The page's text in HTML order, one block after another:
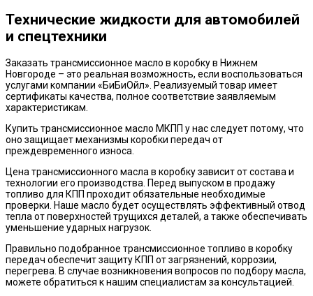
Технические жидкости для автомобилей
и спецтехники
Заказать трансмиссионное масло в коробку в Нижнем
Новгороде – это реальная возможность, если воспользоваться
услугами компании «БиБиОйл». Реализуемый товар имеет
сертификаты качества, полное соответствие заявляемым
характеристикам.
Купить трансмиссионное масло МКПП у нас следует потому, что
оно защищает механизмы коробки передач от
преждевременного износа.
Цена трансмиссионного масла в коробку зависит от состава и
технологии его производства. Перед выпуском в продажу
топливо для КПП проходит обязательные необходимые
проверки. Наше масло будет осуществлять эффективный отвод
тепла от поверхностей трущихся деталей, а также обеспечивать
уменьшение ударных нагрузок.
Правильно подобранное трансмиссионное топливо в коробку
передач обеспечит защиту КПП от загрязнений, коррозии,
перегрева. В случае возникновения вопросов по подбору масла,
можете обратиться к нашим специалистам за консультацией.